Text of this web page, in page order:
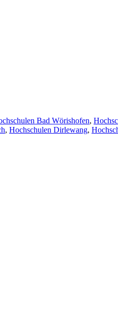
Bad Wörishofen,
, Hochschulen Dirlewang,